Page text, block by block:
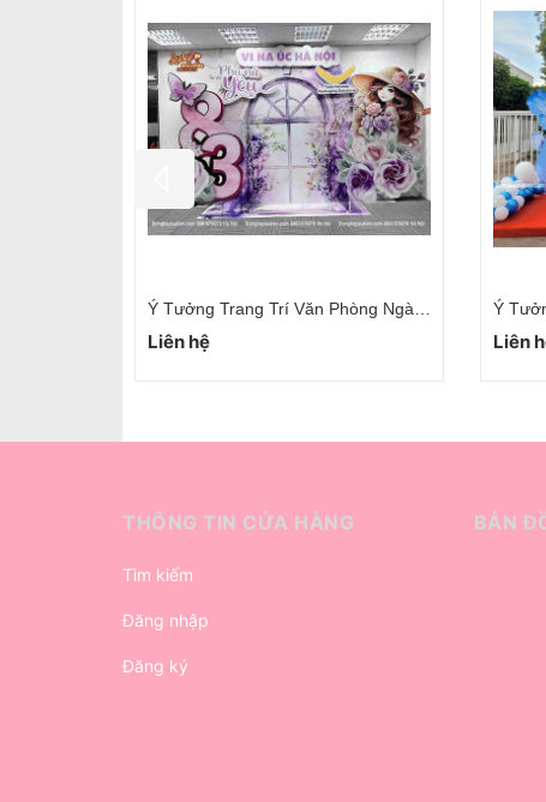
Ý Tưởng Trang Trí Văn Phòng 20/10 Đơn Giản
Liên hệ
Ý
Liên
THÔNG TIN CỬA HÀNG
Tìm kiếm
Đăng nhập
Đăng ký
BẢN